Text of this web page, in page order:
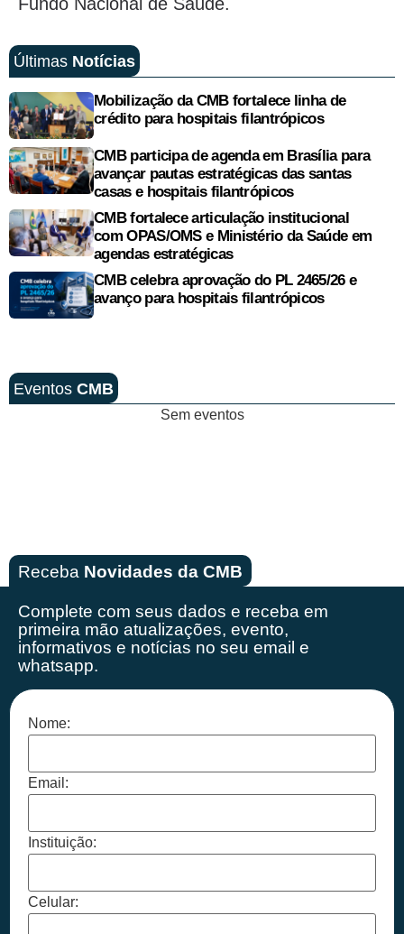
Últimas Notícias
Mobilização da CMB fortalece linha de
crédito para hospitais filantrópicos
CMB participa de agenda em Brasília para
avançar pautas estratégicas das santas
casas e hospitais filantrópicos
CMB fortalece articulação institucional
com OPAS/OMS e Ministério da Saúde em
agendas estratégicas
CMB celebra aprovação do PL 2465/26 e
avanço para hospitais filantrópicos
Eventos CMB
Sem eventos
Receba Novidades da CMB
Complete com seus dados e receba em
primeira mão atualizações, evento,
informativos e notícias no seu email e
whatsapp.
Nome:
Email:
Instituição:
Celular: